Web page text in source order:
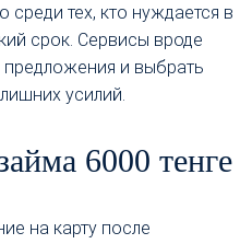
среди тех, кто нуждается в
срок. Сервисы вроде
предложения и выбрать
усилий.
6000 тенге
на карту после